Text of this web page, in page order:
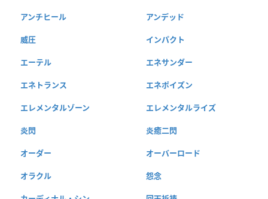
アンチヒール アンデッド
威圧 インパクト
エーテル エネサンダー
エネトランス エネポイズン
エレメンタルゾーン エレメンタルライズ
炎閃 炎癒二閃
オーダー オーバーロード
オラクル 怨念